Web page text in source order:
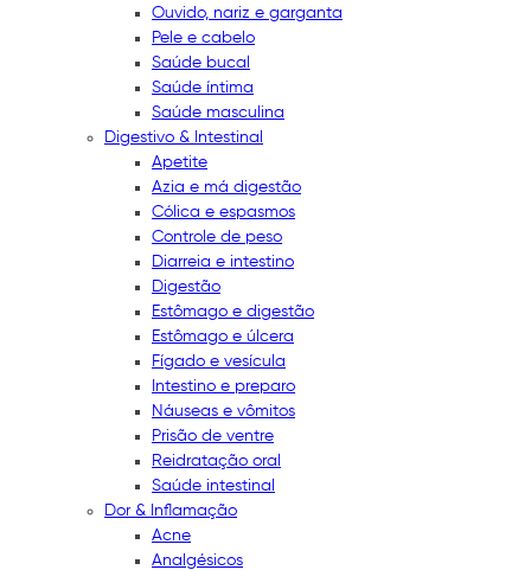
Ouvido, nariz e garganta
Pele e cabelo
Saúde bucal
Saúde íntima
Saúde masculina
Digestivo & Intestinal
Apetite
Azia e má digestão
Cólica e espasmos
Controle de peso
Diarreia e intestino
Digestão
Estômago e digestão
Estômago e úlcera
Fígado e vesícula
Intestino e preparo
Náuseas e vômitos
Prisão de ventre
Reidratação oral
Saúde intestinal
Dor & Inflamação
Acne
Analgésicos